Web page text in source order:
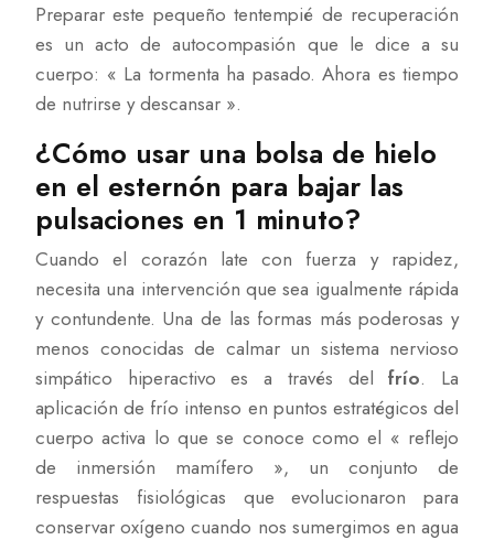
Preparar este pequeño tentempié de recuperación
es un acto de autocompasión que le dice a su
cuerpo: « La tormenta ha pasado. Ahora es tiempo
de nutrirse y descansar ».
¿Cómo usar una bolsa de hielo
en el esternón para bajar las
pulsaciones en 1 minuto?
Cuando el corazón late con fuerza y rapidez,
necesita una intervención que sea igualmente rápida
y contundente. Una de las formas más poderosas y
menos conocidas de calmar un sistema nervioso
simpático hiperactivo es a través delfrío. La
aplicación de frío intenso en puntos estratégicos del
cuerpo activa lo que se conoce como el « reflejo
de inmersión mamífero », un conjunto de
respuestas fisiológicas que evolucionaron para
conservar oxígeno cuando nos sumergimos en agua